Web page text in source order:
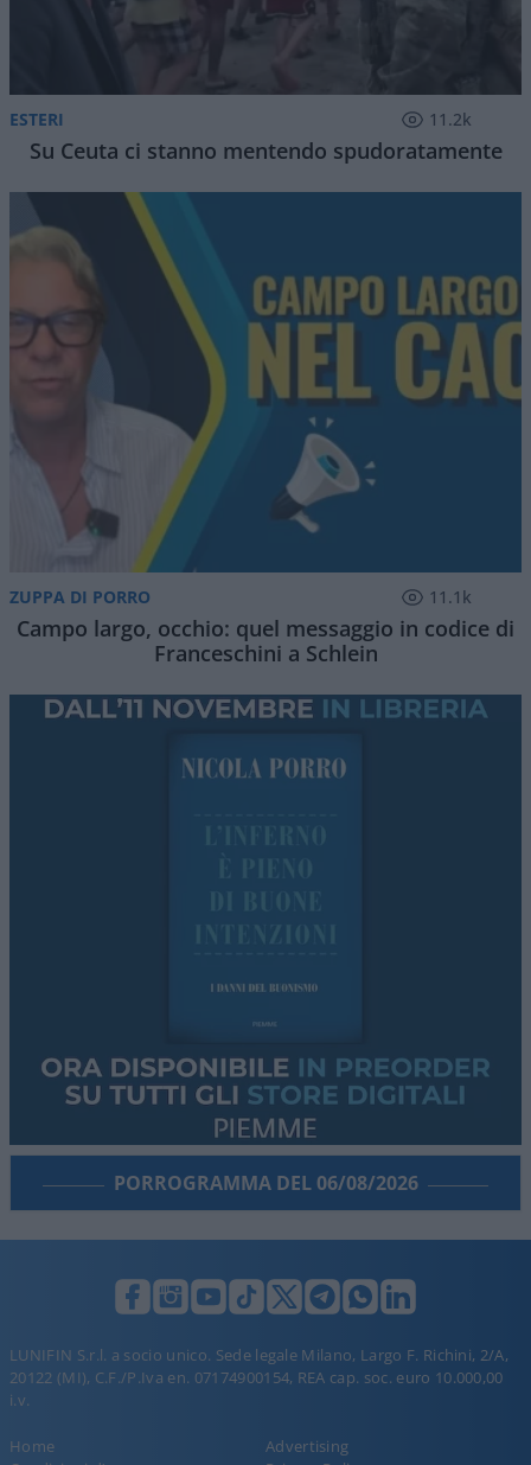
ESTERI 11.2k
Su Ceuta ci stanno mentendo spudoratamente
ZUPPA DI PORRO 11.1k
Campo largo, occhio: quel messaggio in codice di
Franceschini a Schlein
PORROGRAMMA DEL 06/08/2026
LUNIFIN S.r.l. a socio unico. Sede legale Milano, Largo F. Richini, 2/A,
20122 (MI), C.F./P.Iva en. 07174900154, REA cap. soc. euro 10.000,00
i.v.
Home
Advertising